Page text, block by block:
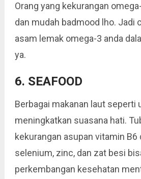
Orang yang kekurangan
dan mudah badmood lho. Jadi
asam lemak omega-3 anda
ya.
6. SEAFOOD
Berbagai makanan laut seperti
meningkatkan suasana hati.
kekurangan asupan vitamin B6
selenium, zinc, dan zat besi
perkembangan kesehatan